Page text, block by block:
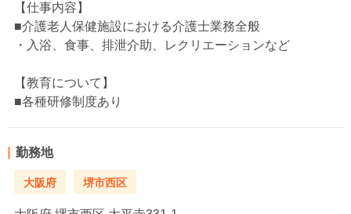
【仕事内容】
■介護老人保健施設における介護士業務全般
・入浴、食事、排泄介助、レクリエーションなど
【教育について】
■各種研修制度あり
勤務地
大阪府 堺市西区